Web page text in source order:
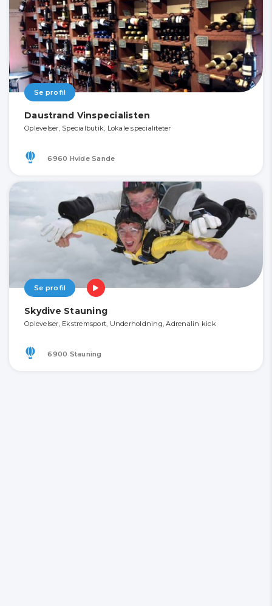
Se profil
Daustrand Vinspecialisten
Oplevelser, Specialbutik, Lokale specialiteter
6960 Hvide Sande
Se profil
Skydive Stauning
Oplevelser, Ekstremsport, Underholdning, Adrenalin kick
6900 Stauning